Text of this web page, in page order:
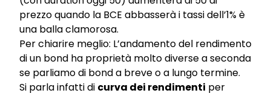
prezzo quando la BCE abbasserà i tassi dell’1% è
una balla clamorosa.
Per chiarire meglio: L’andamento del rendimento
di un bond ha proprietà molto diverse a seconda
se parliamo di bond a breve o a lungo termine.
Si parla infatti di curva dei rendimenti per